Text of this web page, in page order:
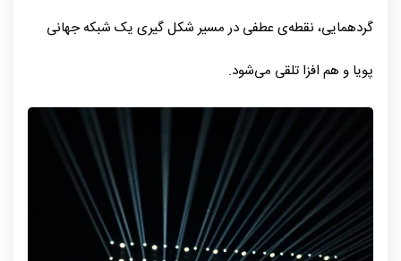
گردهمایی، نقطه‌ی عطفی در مسیر شکل‌ گیری یک شبکه جهانی
پویا و هم‌ افزا تلقی می‌شود.